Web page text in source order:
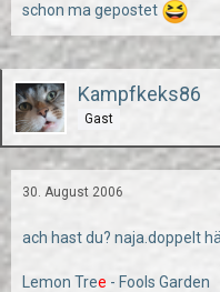
schon ma gepostet
Kampfkeks86
Gast
30. August 2006
ach hast du? naja.doppelt
Lemon Tree - Fools Garden